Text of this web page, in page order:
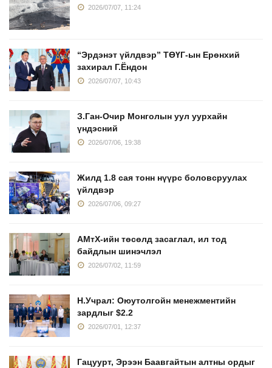
2026/07/07, 11:24
“Эрдэнэт үйлдвэр” ТӨҮГ-ын Ерөнхий
захирал Г.Ёндон
2026/07/07, 10:43
З.Ган-Очир Монголын уул уурхайн
үндэсний
2026/07/06, 19:38
Жилд 1.8 сая тонн нүүрс боловсруулах
үйлдвэр
2026/07/06, 09:27
АМтХ-ийн төсөлд засаглал, ил тод
байдлын шинэчлэл
2026/07/02, 11:59
Н.Учрал: Оюутолгойн менежментийн
зардлыг $2.2
2026/07/01, 12:37
Гацуурт, Эрээн Баавгайтын алтны ордыг